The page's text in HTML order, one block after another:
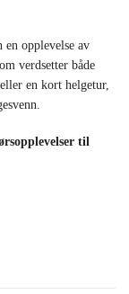
en opplevelse av
verdsetter både
en kort helgetur,
til